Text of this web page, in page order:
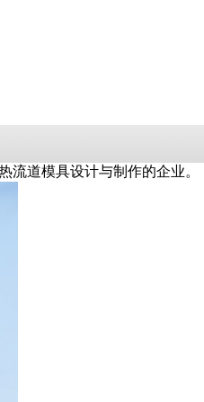
道模具设计与制作的企业。